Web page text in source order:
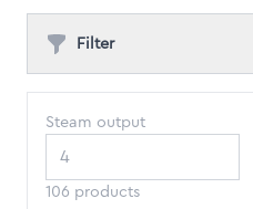
Filter
Steam output
106 products